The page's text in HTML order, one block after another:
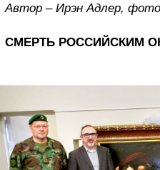
Автор – Ирэн Адлер,
СМЕРТЬ РОССИЙСКИМ